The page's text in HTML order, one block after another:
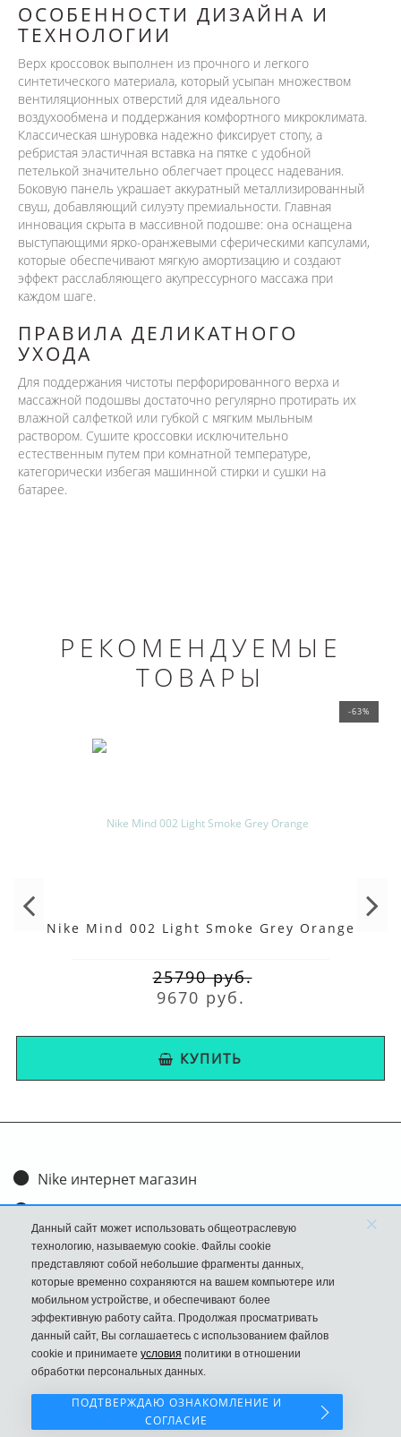
ОСОБЕННОСТИ ДИЗАЙНА И
ТЕХНОЛОГИИ
Верх кроссовок выполнен из прочного и легкого
синтетического материала, который усыпан множеством
вентиляционных отверстий для идеального
воздухообмена и поддержания комфортного микроклимата.
Классическая шнуровка надежно фиксирует стопу, а
ребристая эластичная вставка на пятке с удобной
петелькой значительно облегчает процесс надевания.
Боковую панель украшает аккуратный металлизированный
свуш, добавляющий силуэту премиальности. Главная
инновация скрыта в массивной подошве: она оснащена
выступающими ярко-оранжевыми сферическими капсулами,
которые обеспечивают мягкую амортизацию и создают
эффект расслабляющего акупрессурного массажа при
каждом шаге.
ПРАВИЛА ДЕЛИКАТНОГО
УХОДА
Для поддержания чистоты перфорированного верха и
массажной подошвы достаточно регулярно протирать их
влажной салфеткой или губкой с мягким мыльным
раствором. Сушите кроссовки исключительно
естественным путем при комнатной температуре,
категорически избегая машинной стирки и сушки на
батарее.
РЕКОМЕНДУЕМЫЕ
ТОВАРЫ
-63%
Nike Mind 002 Light Smoke Grey Orange
25790 руб.
9670 руб.
КУПИТЬ
Nike интернет магазин
Доставка и оплата
Обмен и возврат
Размеры
FAQ
Новости
Политика Конфиденциальности
Наш сайт НЕ является официальным сайтом Nike
Данный сайт может использовать общеотраслевую
технологию, называемую cookie. Файлы cookie
представляют собой небольшие фрагменты данных,
которые временно сохраняются на вашем компьютере или
мобильном устройстве, и обеспечивают более
эффективную работу сайта. Продолжая просматривать
данный сайт, Вы соглашаетесь с использованием файлов
cookie и принимаете условия политики в отношении
обработки персональных данных.
×
ПОДТВЕРЖДАЮ ОЗНАКОМЛЕНИЕ И
СОГЛАСИЕ